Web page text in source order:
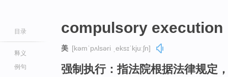
目录
释义
例句
compulsory execution
美 [kəmˈpʌlsəri ˌeksɪˈkjuːʃn]
强制执行：指法院根据法律规定